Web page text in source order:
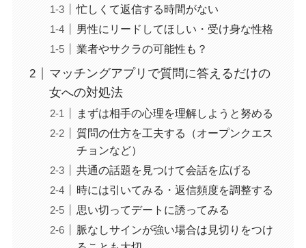
忙しくて返信する時間がない
男性にリードしてほしい・受け身な性格
業者やサクラの可能性も？
マッチングアプリで質問に答えるだけの
女への対処法
まずは相手の心理を理解しようと努める
質問の仕方を工夫する（オープンクエス
チョンなど）
共通の話題を見つけて会話を広げる
時には引いてみる・返信頻度を調整する
思い切ってデートに誘ってみる
脈なしサインが強い場合は見切りをつけ